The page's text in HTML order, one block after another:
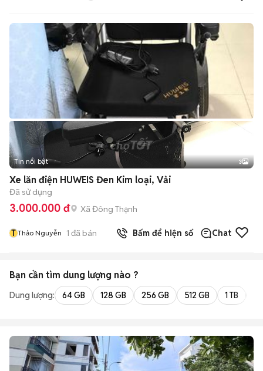
Tin nổi bật 3
Xe lăn điện HUWEIS Đen Kim loại, Vải
Đã sử dụng
3.000.000 đ Xã Đông Thạnh
T Thảo Nguyễn 1 đã bán Bấm để hiện số Chat
Bạn cần tìm dung lượng nào ?
Dung lượng: 64 GB 128 GB 256 GB 512 GB 1 TB